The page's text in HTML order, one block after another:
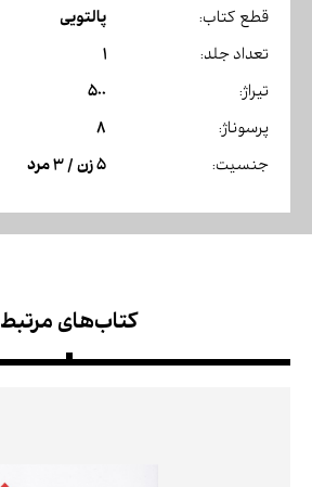
قطع کتاب: پالتویی
تعداد جلد: 1
تیراژ: 500
پرسوناژ: 8
جنسیت: 5 زن / 3 مرد
کتاب‌های مرتبط